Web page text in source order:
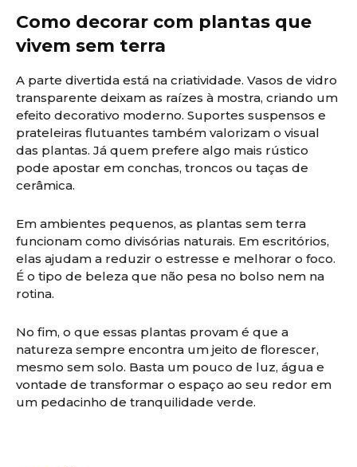
Como decorar com plantas que
vivem sem terra
A parte divertida está na criatividade. Vasos de vidro
transparente deixam as raízes à mostra, criando um
efeito decorativo moderno. Suportes suspensos e
prateleiras flutuantes também valorizam o visual
das plantas. Já quem prefere algo mais rústico
pode apostar em conchas, troncos ou taças de
cerâmica.
Em ambientes pequenos, as plantas sem terra
funcionam como divisórias naturais. Em escritórios,
elas ajudam a reduzir o estresse e melhorar o foco.
É o tipo de beleza que não pesa no bolso nem na
rotina.
No fim, o que essas plantas provam é que a
natureza sempre encontra um jeito de florescer,
mesmo sem solo. Basta um pouco de luz, água e
vontade de transformar o espaço ao seu redor em
um pedacinho de tranquilidade verde.